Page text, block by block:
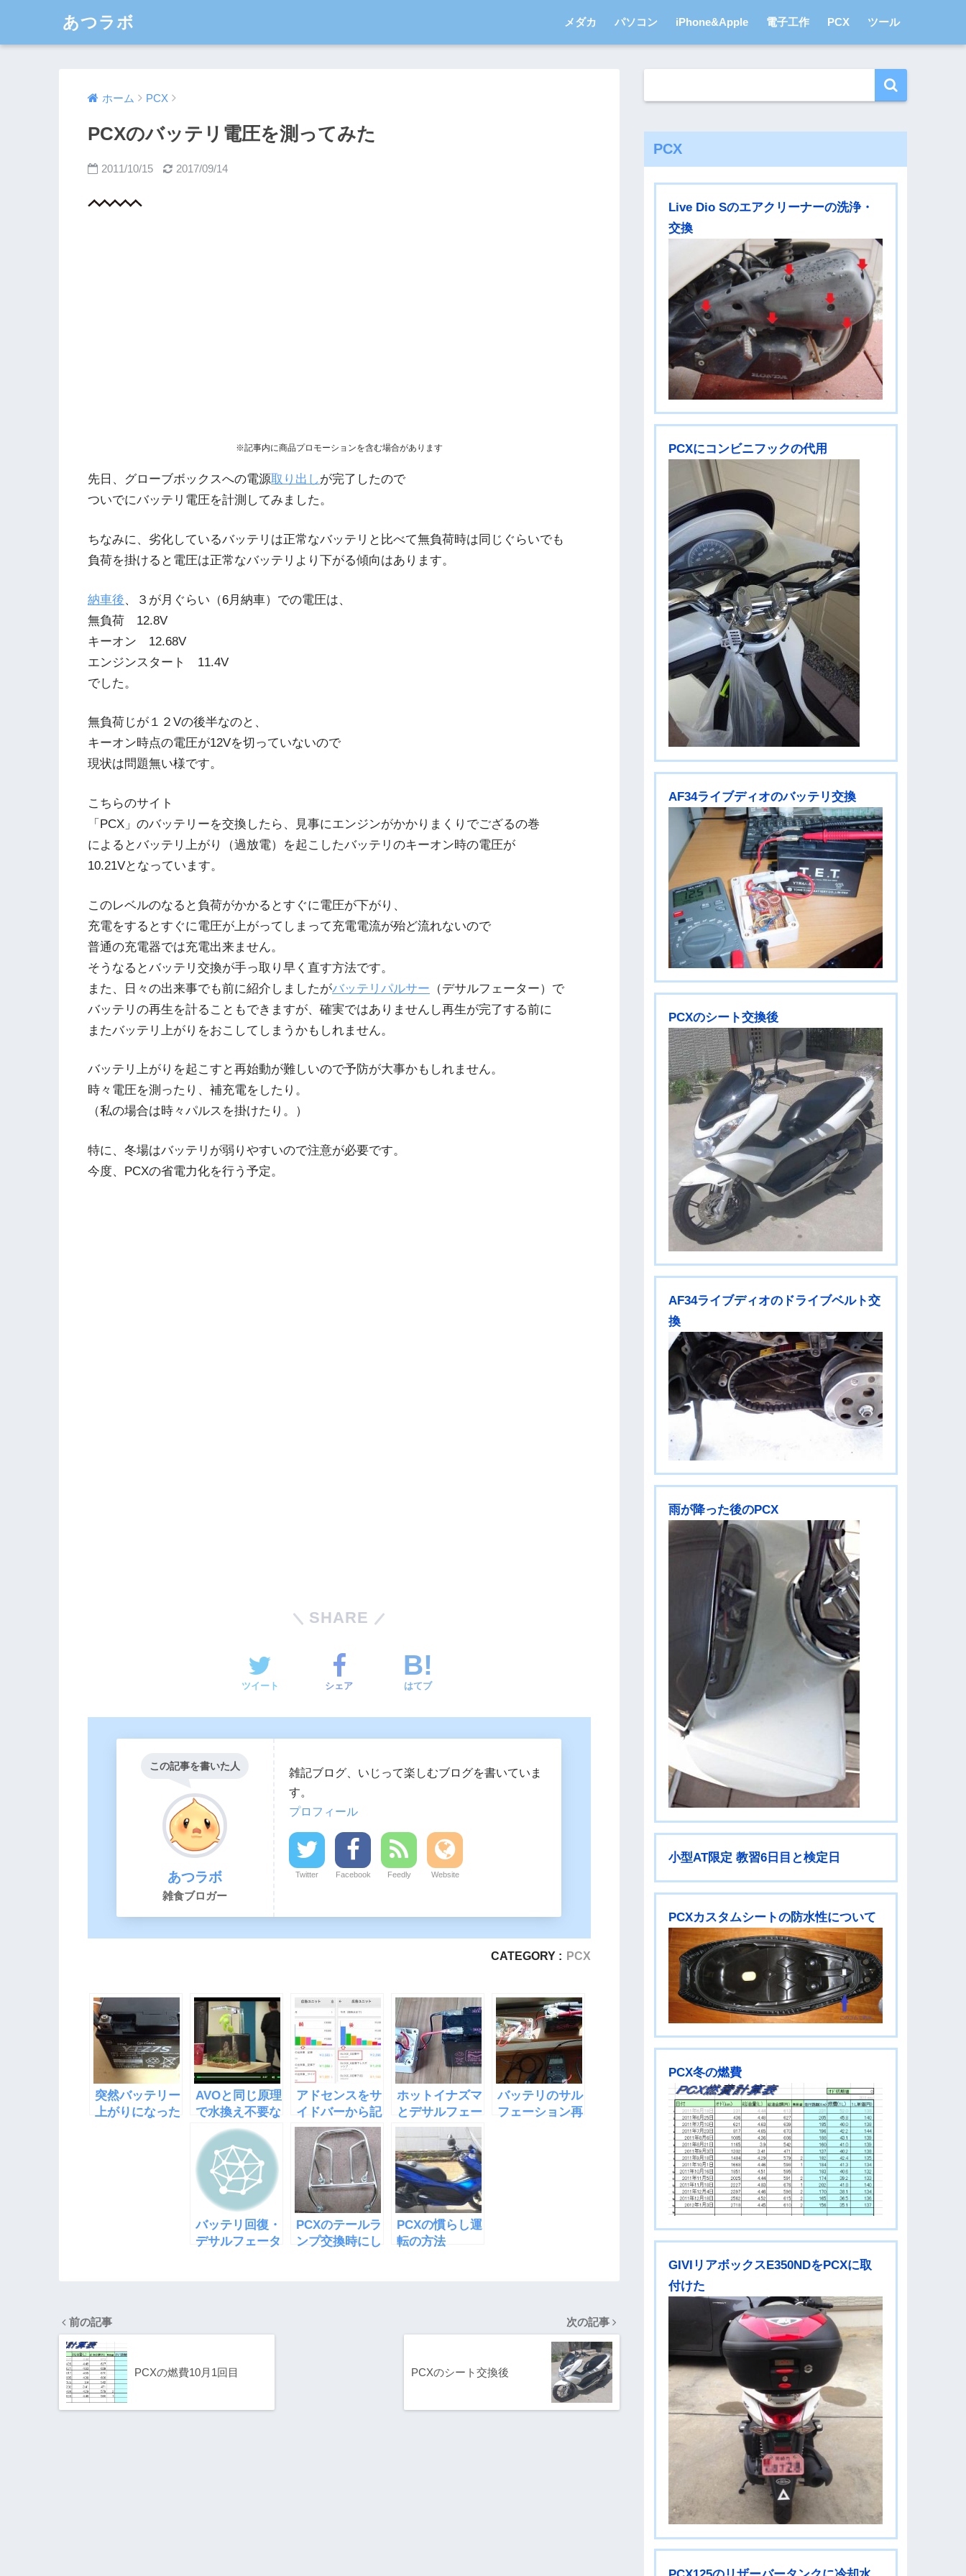
あつラボ メダカ パソコン iPhone&Apple 電子工作 PCX ツール
ホーム PCX
PCXのバッテリ電圧を測ってみた
2011/10/15 2017/09/14
※記事内に商品プロモーションを含む場合があります
先日、グローブボックスへの電源取り出しが完了したので
ついでにバッテリ電圧を計測してみました。
ちなみに、劣化しているバッテリは正常なバッテリと比べて無負荷時は同じぐらいでも
負荷を掛けると電圧は正常なバッテリより下がる傾向はあります。
納車後、３が月ぐらい（6月納車）での電圧は、
無負荷 12.8V
キーオン 12.68V
エンジンスタート 11.4V
でした。
無負荷じが１２Vの後半なのと、
キーオン時点の電圧が12Vを切っていないので
現状は問題無い様です。
こちらのサイト
「PCX」のバッテリーを交換したら、見事にエンジンがかかりまくりでござるの巻
によるとバッテリ上がり（過放電）を起こしたバッテリのキーオン時の電圧が
10.21Vとなっています。
このレベルのなると負荷がかかるとすぐに電圧が下がり、
充電をするとすぐに電圧が上がってしまって充電電流が殆ど流れないので
普通の充電器では充電出来ません。
そうなるとバッテリ交換が手っ取り早く直す方法です。
また、日々の出来事でも前に紹介しましたがバッテリパルサー （デサルフェーター）で
バッテリの再生を計ることもできますが、確実ではありませんし再生が完了する前に
またバッテリ上がりをおこしてしまうかもしれません。
バッテリ上がりを起こすと再始動が難しいので予防が大事かもしれません。
時々電圧を測ったり、補充電をしたり。
（私の場合は時々パルスを掛けたり。）
特に、冬場はバッテリが弱りやすいので注意が必要です。
今度、PCXの省電力化を行う予定。
SHARE
ツイート シェア はてブ
この記事を書いた人
あつラボ
雑食ブロガー
雑記ブログ、いじって楽しむブログを書いていま
す。
プロフィール
Twitter Facebook Feedly Website
CATEGORY : PCX
突然バッテリー
上がりになった
AVOと同じ原理
で水換え不要な
「EcoQube
C」
アドセンスをサ
イドバーから記
事中に移したら
収益が倍になっ
ホットイナズマ
とデサルフェー
ター
バッテリのサル
フェーション再
バッテリ回復・
デサルフェータ
PCXのテールラ
ンプ交換時にし
PCXの慣らし運
転の方法
前の記事
PCXの燃費10月1回目
次の記事
PCXのシート交換後
PCX
Live Dio Sのエアクリーナーの洗浄・
交換
PCXにコンビニフックの代用
AF34ライブディオのバッテリ交換
PCXのシート交換後
AF34ライブディオのドライブベルト交
換
雨が降った後のPCX
小型AT限定 教習6日目と検定日
PCXカスタムシートの防水性について
PCX冬の燃費
GIVIリアボックスE350NDをPCXに取
付けた